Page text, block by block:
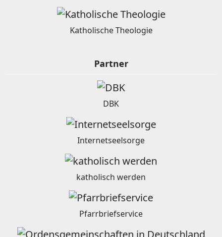
Katholische Theologie
Partner
DBK
Internetseelsorge
katholisch werden
Pfarrbriefservice